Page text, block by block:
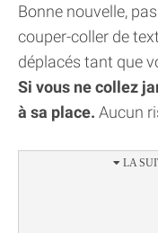
Bonne nouvelle,
couper-coller de
déplacés tant que
Si vous ne collez
à sa place. Aucun